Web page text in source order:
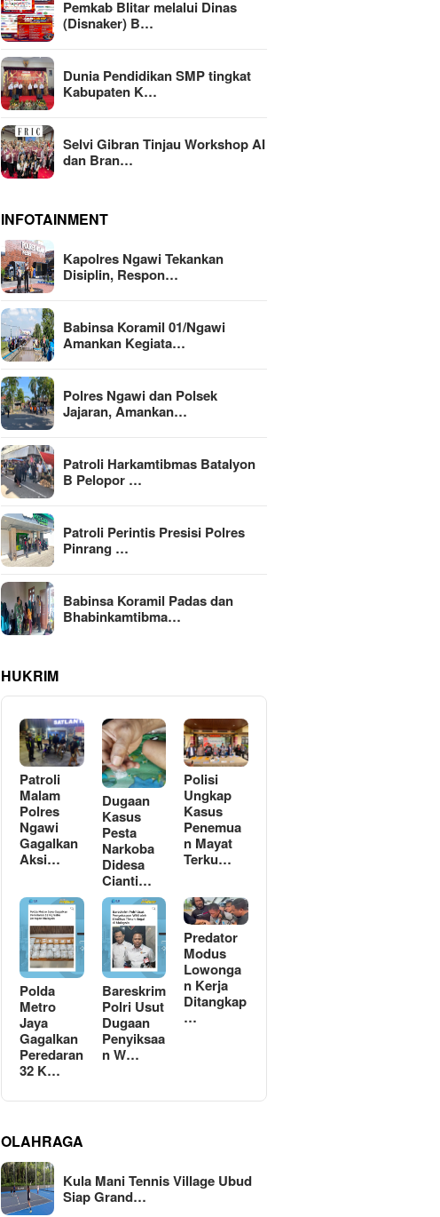
Pemkab Blitar melalui Dinas
(Disnaker) B…
Dunia Pendidikan SMP tingkat
Kabupaten K…
Selvi Gibran Tinjau Workshop AI
dan Bran…
INFOTAINMENT
Kapolres Ngawi Tekankan
Disiplin, Respon…
Babinsa Koramil 01/Ngawi
Amankan Kegiata…
Polres Ngawi dan Polsek
Jajaran, Amankan…
Patroli Harkamtibmas Batalyon
B Pelopor …
Patroli Perintis Presisi Polres
Pinrang …
Babinsa Koramil Padas dan
Bhabinkamtibma…
HUKRIM
Patroli
Malam
Polres
Ngawi
Gagalkan
Aksi…
Dugaan
Kasus
Pesta
Narkoba
Didesa
Cianti…
Polisi
Ungkap
Kasus
Penemua
n Mayat
Terku…
Polda
Metro
Jaya
Gagalkan
Peredaran
32 K…
Bareskrim
Polri Usut
Dugaan
Penyiksaa
n W…
Predator
Modus
Lowonga
n Kerja
Ditangkap
…
OLAHRAGA
Kula Mani Tennis Village Ubud
Siap Grand…